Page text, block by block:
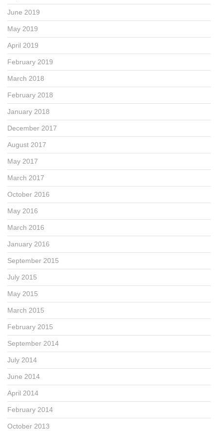
June 2019
May 2019
April 2019
February 2019
March 2018
February 2018
January 2018
December 2017
August 2017
May 2017
March 2017
October 2016
May 2016
March 2016
January 2016
September 2015
July 2015
May 2015
March 2015
February 2015
September 2014
July 2014
June 2014
April 2014
February 2014
October 2013